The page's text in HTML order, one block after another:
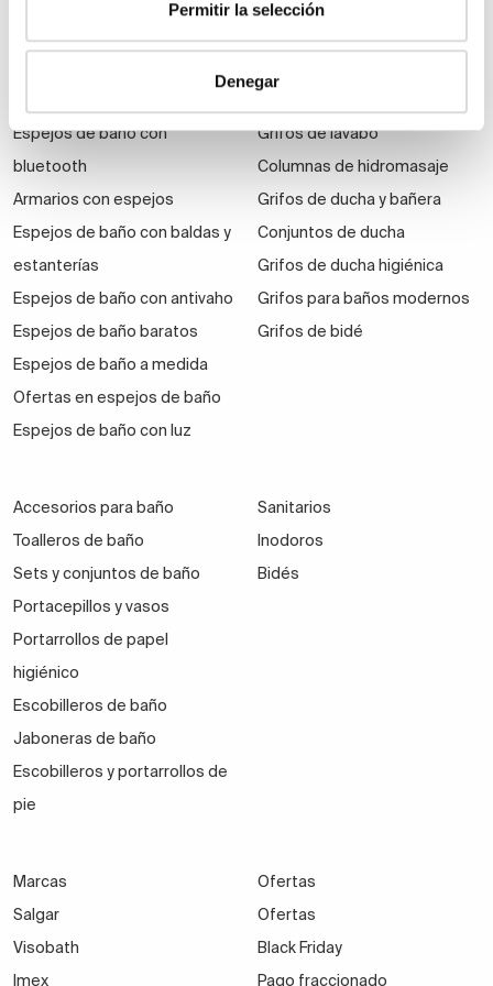
Permitir la selección
Denegar
Espejos de baño con
bluetooth
Armarios con espejos
Espejos de baño con baldas y
estanterías
Espejos de baño con antivaho
Espejos de baño baratos
Espejos de baño a medida
Ofertas en espejos de baño
Espejos de baño con luz
Grifos de lavabo
Columnas de hidromasaje
Grifos de ducha y bañera
Conjuntos de ducha
Grifos de ducha higiénica
Grifos para baños modernos
Grifos de bidé
Accesorios para baño
Toalleros de baño
Sets y conjuntos de baño
Portacepillos y vasos
Portarrollos de papel
higiénico
Escobilleros de baño
Jaboneras de baño
Escobilleros y portarrollos de
pie
Sanitarios
Inodoros
Bidés
Marcas
Salgar
Visobath
Imex
Ofertas
Ofertas
Black Friday
Pago fraccionado